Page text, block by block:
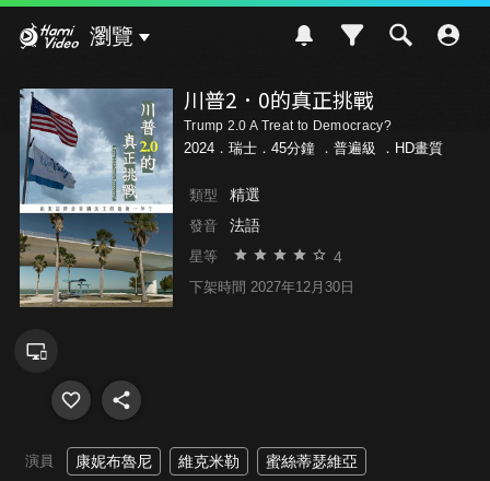
瀏覽
川普2．0的真正挑戰
Trump 2.0 A Treat to Democracy?
2024．瑞士．45分鐘 ． 普遍級 ．HD畫質
類型 精選
發音 法語
星等 4
下架時間 2027年12月30日
演員 康妮布魯尼 維克米勒 蜜絲蒂瑟維亞